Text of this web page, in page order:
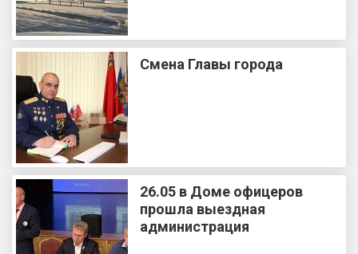
Смена Главы города
26.05 в Доме офицеров
прошла выездная
администрация